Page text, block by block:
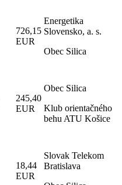
726,15
EUR
Energetika
Slovensko, a. s.
Obec Silica
245,40
EUR
Obec Silica
Klub orientačného
behu ATU Košice
18,44
EUR
Slovak Telekom
Bratislava